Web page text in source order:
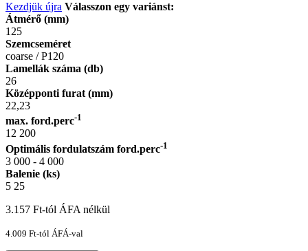
Kezdjük újra Válasszon egy variánst:
Átmérő (mm)
125
Szemcseméret
coarse / P120
Lamellák száma (db)
26
Középponti furat (mm)
22,23
max. ford.perc-1
12 200
Optimális fordulatszám ford.perc-1
3 000 - 4 000
Balenie (ks)
5 25
3.157 Ft-tól ÁFA nélkül
4.009 Ft-tól ÁFÁ-val